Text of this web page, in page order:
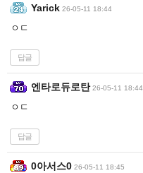
Yarick 26-05-11 18:44
ㅇㄷ
답글
엔타로듀로탄 26-05-11 18:44
ㅇㄷ
답글
0아서스0 26-05-11 18:45